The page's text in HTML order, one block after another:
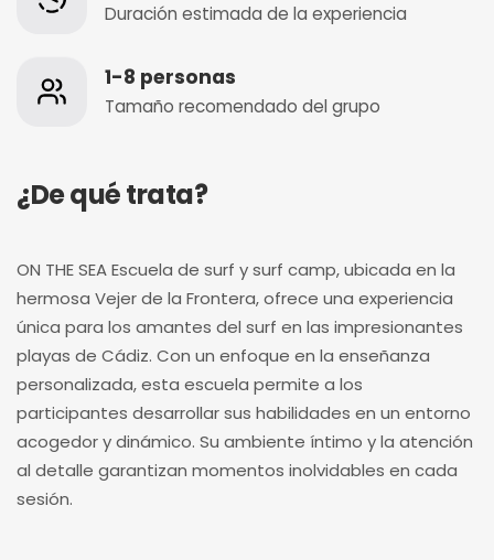
Duración estimada de la experiencia
1-8 personas
Tamaño recomendado del grupo
¿De qué trata?
ON THE SEA Escuela de surf y surf camp, ubicada en la
hermosa Vejer de la Frontera, ofrece una experiencia
única para los amantes del surf en las impresionantes
playas de Cádiz. Con un enfoque en la enseñanza
personalizada, esta escuela permite a los
participantes desarrollar sus habilidades en un entorno
acogedor y dinámico. Su ambiente íntimo y la atención
al detalle garantizan momentos inolvidables en cada
sesión.